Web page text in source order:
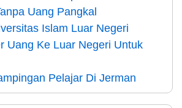
Uang Pangkal
Islam Luar Negeri
Uang Ke Luar Negeri Untuk
Pelajar Di Jerman